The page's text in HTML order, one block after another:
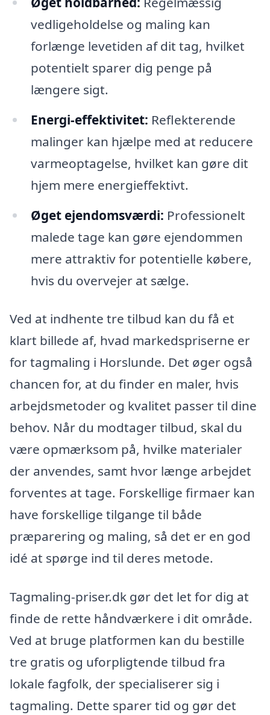
vedligeholdelse og maling kan
forlænge levetiden af dit tag, hvilket
potentielt sparer dig penge på
længere sigt.
Energi-effektivitet: Reflekterende
malinger kan hjælpe med at reducere
varmeoptagelse, hvilket kan gøre dit
hjem mere energieffektivt.
Øget ejendomsværdi: Professionelt
malede tage kan gøre ejendommen
mere attraktiv for potentielle købere,
hvis du overvejer at sælge.
Ved at indhente tre tilbud kan du få et
klart billede af, hvad markedspriserne er
for tagmaling i Horslunde. Det øger også
chancen for, at du finder en maler, hvis
arbejdsmetoder og kvalitet passer til dine
behov. Når du modtager tilbud, skal du
være opmærksom på, hvilke materialer
der anvendes, samt hvor længe arbejdet
forventes at tage. Forskellige firmaer kan
have forskellige tilgange til både
præparering og maling, så det er en god
idé at spørge ind til deres metode.
Tagmaling-priser.dk gør det let for dig at
finde de rette håndværkere i dit område.
Ved at bruge platformen kan du bestille
tre gratis og uforpligtende tilbud fra
lokale fagfolk, der specialiserer sig i
tagmaling. Dette sparer tid og gør det